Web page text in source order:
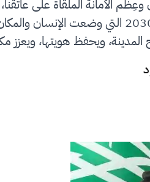
الأمانة الملقاة على
مستهدفات رؤية المملكة 2030
ويحفظ هويتها، ويعزز